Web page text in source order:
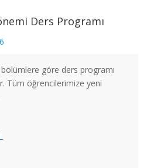
Ders Programı
göre ders programı
Tüm öğrencilerimize yeni